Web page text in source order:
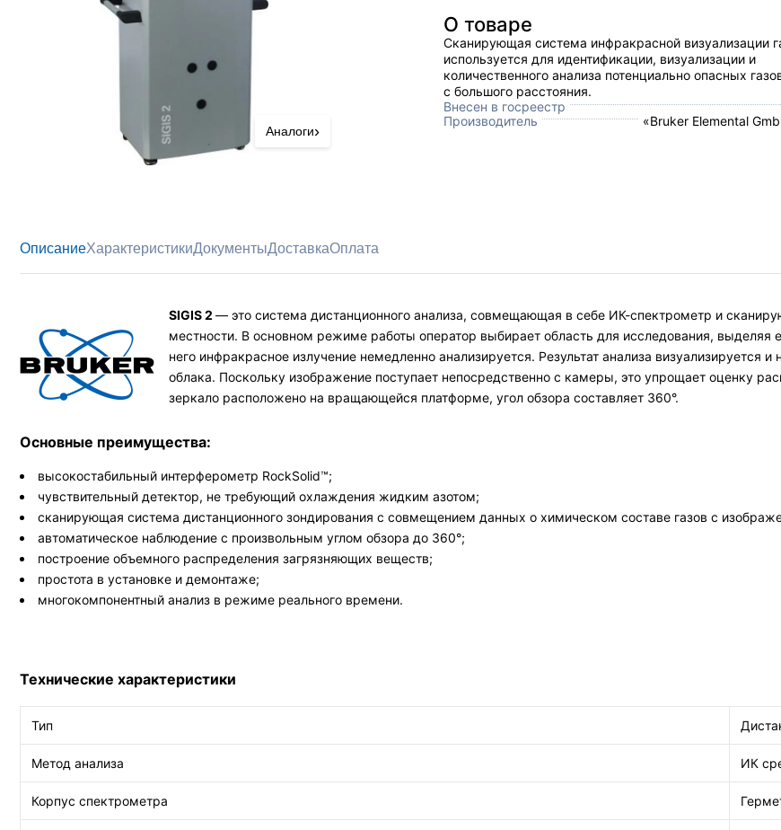
Аналоги›
О товаре
Сканирующая система инфракрасной визуализации
используется для идентификации, визуализации и
количественного анализа потенциально опасных
с большого расстояния.
Внесен в госреестр
Производитель
«Bruker Elemental
ОписаниеХарактеристикиДокументыДоставкаОплата
SIGIS 2 — это система дистанционного анализа, совмещающая в себе ИК-спектрометр и
местности. В основном режиме работы оператор выбирает область для исследования,
него инфракрасное излучение немедленно анализируется. Результат анализа визуализируется
облака. Поскольку изображение поступает непосредственно с камеры, это упрощает оценку
зеркало расположено на вращающейся платформе, угол обзора составляет 360°.
Основные преимущества:
высокостабильный интерферометр RockSolid™;
чувствительный детектор, не требующий охлаждения жидким азотом;
сканирующая система дистанционного зондирования с совмещением данных о химическом составе газов с
автоматическое наблюдение с произвольным углом обзора до 360°;
построение объемного распределения загрязняющих веществ;
простота в установке и демонтаже;
многокомпонентный анализ в режиме реального времени.
Технические характеристики
Тип
Метод анализа ИК
Корпус спектрометра